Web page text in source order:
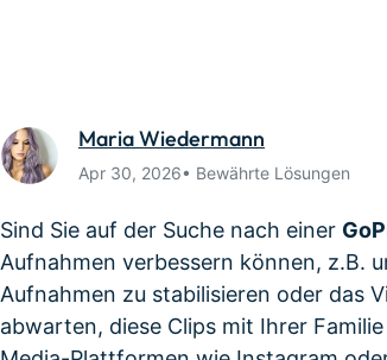
Maria Wiedermann
Apr 30, 2026• Bewährte Lösungen
Sind Sie auf der Suche nach einer
Aufnahmen verbessern können, z.B.
Aufnahmen zu stabilisieren oder das
abwarten, diese Clips mit Ihrer